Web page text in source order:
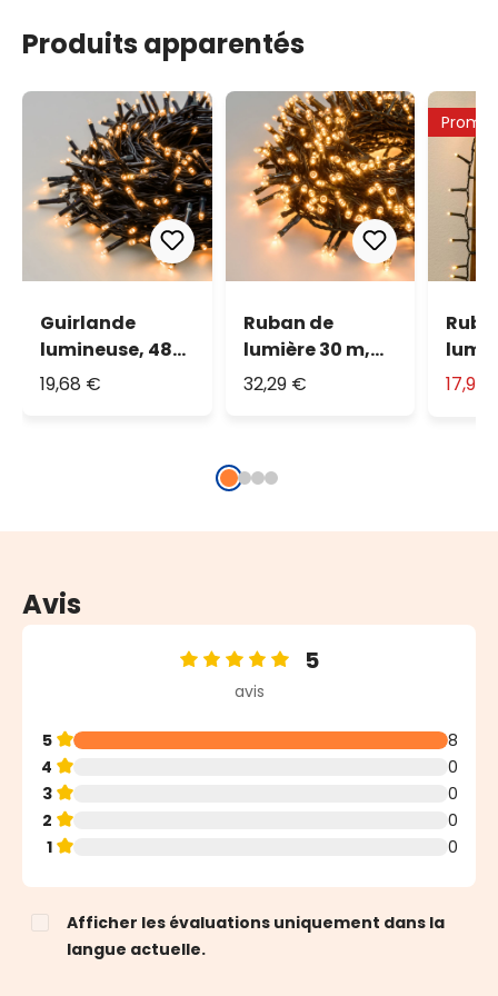
Produits apparentés
Guirlande
lumineuse, 480
miniled blanc
19,68 €
Ruban de
lumière 30 m,
1500 led blanc
32,29 €
Promo
1000
Avis
Note moyenne de 5 sur 5 étoiles
5
avis
5
8
4
0
3
0
2
0
1
0
Afficher les évaluations uniquement dans la
langue actuelle.